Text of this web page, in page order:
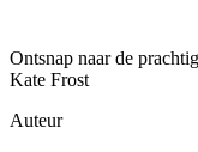
Ontsnap naar de
Kate Frost
Auteur